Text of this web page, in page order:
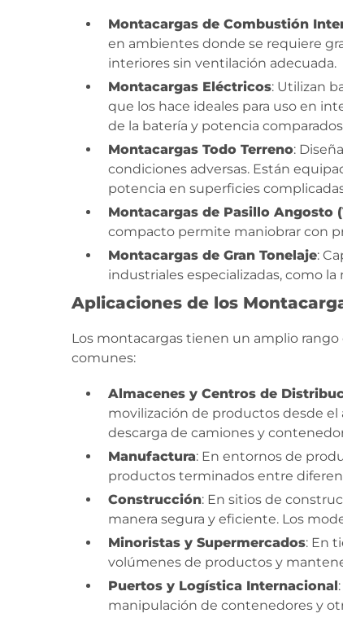
Montacargas de Combustión
en ambientes donde se requiere
interiores sin ventilación adecuada.
Montacargas Eléctricos: Utilizan
que los hace ideales para uso en
de la batería y potencia
Montacargas Todo Terreno:
condiciones adversas. Están
potencia en superficies
Montacargas de Pasillo Angosto
compacto permite maniobrar con
Montacargas de Gran Tonelaje:
industriales especializadas, como
Aplicaciones de los
Los montacargas tienen un amplio
comunes:
Almacenes y Centros de
movilización de productos desde el
descarga de camiones y
Manufactura: En entornos de
productos terminados entre
Construcción: En sitios de
manera segura y eficiente. Los
Minoristas y Supermercados: En
volúmenes de productos y
Puertos y Logística Internacional
manipulación de contenedores y